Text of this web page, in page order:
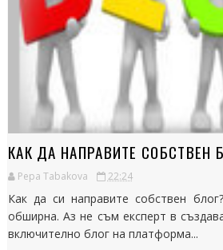
КАК ДА НАПРАВИТЕ СОБСТВЕН
Pepa Tabakova 22:24
Как да си направите собствен
обширна. Аз не съм експерт в
включително блог на платформа...